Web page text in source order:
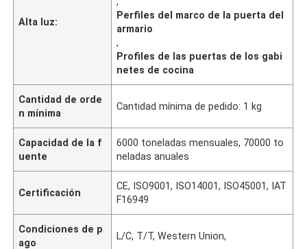
Alta luz:
Perfiles del marco de la puerta del
armario
,
Profiles de las puertas de los gabi
netes de cocina
Cantidad de orde
n mínima
Cantidad mínima de pedido: 1 kg
Capacidad de la f
uente
6000 toneladas mensuales, 70000 to
neladas anuales
Certificación
CE, ISO9001, ISO14001, ISO45001, IAT
F16949
Condiciones de p
ago
L/C, T/T, Western Union,